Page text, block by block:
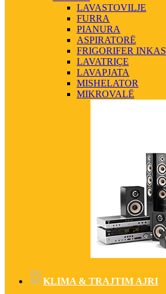
LAVASTOVILJE
FURRA
PIANURA
ASPIRATORË
FRIGORIFER
LAVATRIÇE
LAVAPJATA
MISHELATOR
MIKROVALË
KLIMA & TRAJTIM AJRI